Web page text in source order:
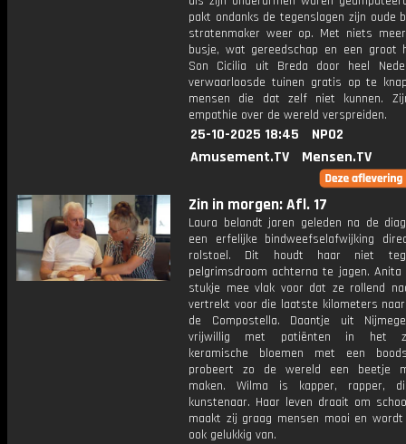
pakt ondanks de tegenslagen zijn oude
stratenmaker weer op. Met niets
busje, wat gereedschap en een groot
Son Cicilia uit Breda door heel
verwaarloosde tuinen gratis op te
mensen die dat zelf niet kunnen.
empathie over de wereld verspreiden.
25-10-2025 18:45
NPO2
Amusement.TV
Mensen.TV
Zin in morgen: Afl. 17
Laura belandt jaren geleden na de
een erfelijke bindweefselafwijking
rolstoel. Dit houdt haar niet
pelgrimsdroom achterna te jagen. Anita
stukje mee vlak voor dat ze rollend
vertrekt voor die laatste kilometers
de Compostella. Daantje uit
vrijwillig met patiënten in het
keramische bloemen met een
probeert zo de wereld een beetje
maken. Wilma is kapper, rapper,
kunstenaar. Haar leven draait om
maakt zij graag mensen mooi en
ook gelukkig van.